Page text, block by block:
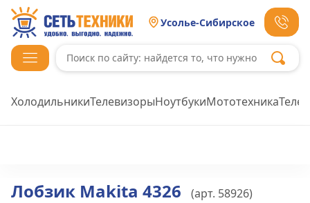
Усолье-Сибирское
ХолодильникиТелевизорыНоутбукиМототехника
Лобзик Makita 4326 (арт. 58926)